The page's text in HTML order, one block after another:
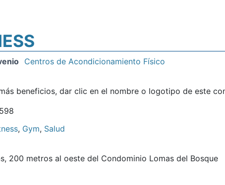
Centros de Acondicionamiento Físico
beneficios, dar clic en el nombre o logotipo de este
, Gym, Salud
200 metros al oeste del Condominio Lomas del Bosque